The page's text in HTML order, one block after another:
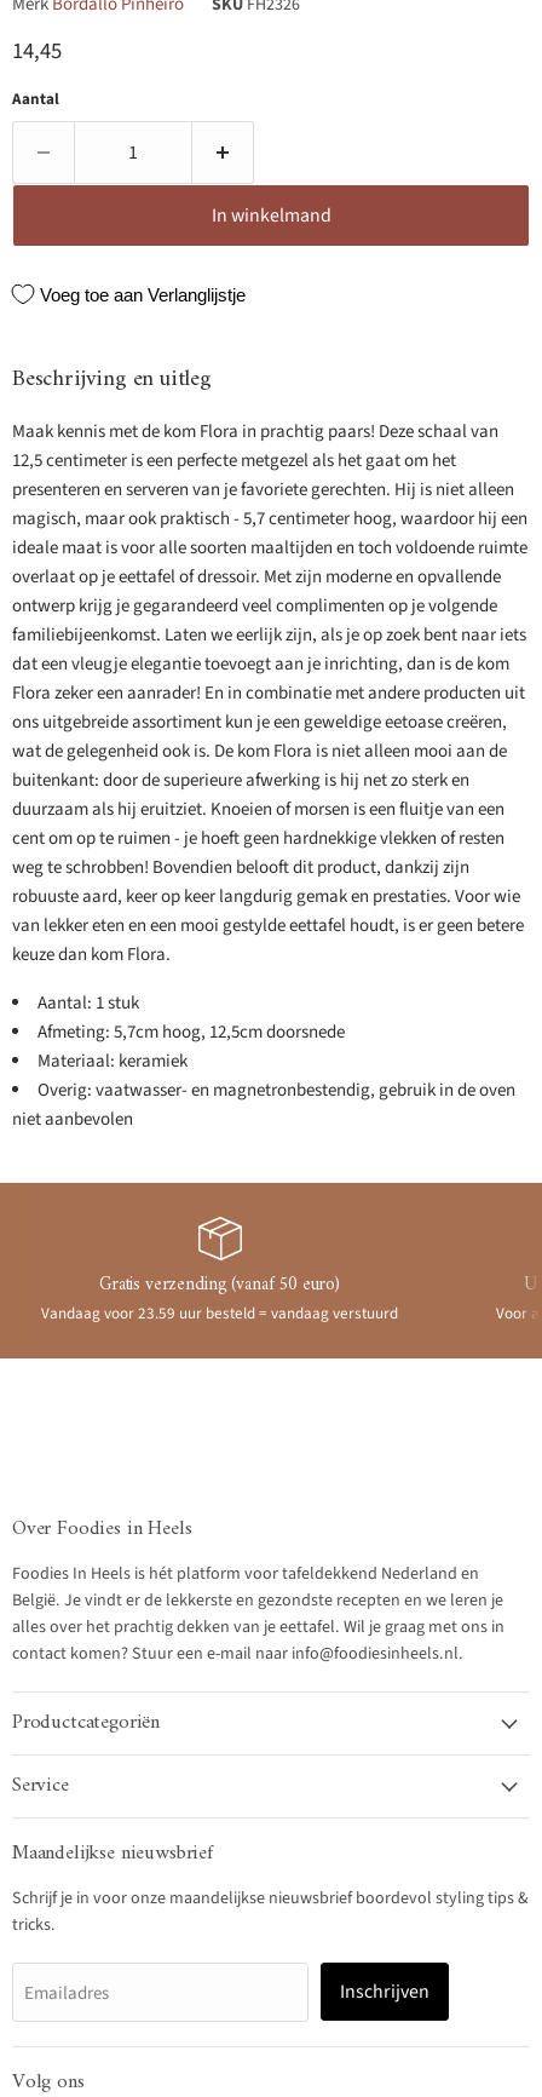
SKU FH2326
Huidige prijs
14,45
Aantal
In winkelmand
Voeg toe aan Verlanglijstje
Beschrijving en uitleg
Maak kennis met de kom Flora in prachtig paars! Deze schaal van
12,5 centimeter is een perfecte metgezel als het gaat om het
presenteren en serveren van je favoriete gerechten. Hij is niet alleen
magisch, maar ook praktisch - 5,7 centimeter hoog, waardoor hij een
ideale maat is voor alle soorten maaltijden en toch voldoende ruimte
overlaat op je eettafel of dressoir. Met zijn moderne en opvallende
ontwerp krijg je gegarandeerd veel complimenten op je volgende
familiebijeenkomst. Laten we eerlijk zijn, als je op zoek bent naar iets
dat een vleugje elegantie toevoegt aan je inrichting, dan is de kom
Flora zeker een aanrader! En in combinatie met andere producten uit
ons uitgebreide assortiment kun je een geweldige eetoase creëren,
wat de gelegenheid ook is. De kom Flora is niet alleen mooi aan de
buitenkant: door de superieure afwerking is hij net zo sterk en
duurzaam als hij eruitziet. Knoeien of morsen is een fluitje van een
cent om op te ruimen - je hoeft geen hardnekkige vlekken of resten
weg te schrobben! Bovendien belooft dit product, dankzij zijn
robuuste aard, keer op keer langdurig gemak en prestaties. Voor wie
van lekker eten en een mooi gestylde eettafel houdt, is er geen betere
keuze dan kom Flora.
Aantal: 1 stuk
Afmeting: 5,7cm hoog, 12,5cm doorsnede
Materiaal: keramiek
Overig: vaatwasser- en magnetronbestendig, gebruik in de oven
niet aanbevolen
Gratis verzending (vanaf 50 euro)
Vandaag voor 23.59 uur besteld = vandaag verstuurd Voor
Over Foodies in Heels
Foodies In Heels is hét platform voor tafeldekkend Nederland en
België. Je vindt er de lekkerste en gezondste recepten en we leren je
alles over het prachtig dekken van je eettafel. Wil je graag met ons in
contact komen? Stuur een e-mail naar info@foodiesinheels.nl.
Productcategoriën
Service
Maandelijkse nieuwsbrief
Schrijf je in voor onze maandelijkse nieuwsbrief boordevol styling tips &
tricks.
Emailadres Inschrijven
Volg ons